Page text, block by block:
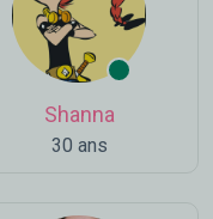
Shanna
30 ans